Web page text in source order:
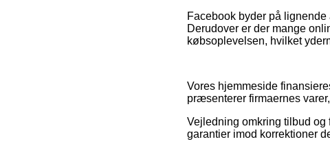
Facebook byder på
Derudover er der mange
købsoplevelsen, hvilket
Vores hjemmeside
præsenterer firmaernes
Vejledning omkring tilbud og
garantier imod korrektioner